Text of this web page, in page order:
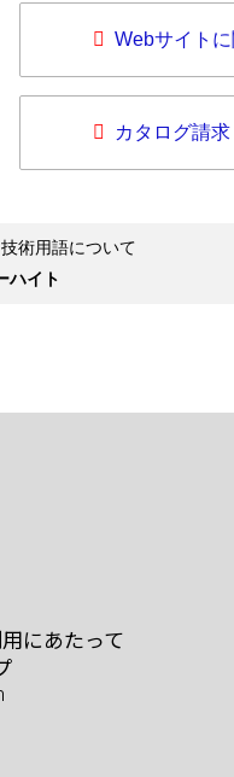
Webサイト
カタログ請求
技術用語について
ハイト
にあたって